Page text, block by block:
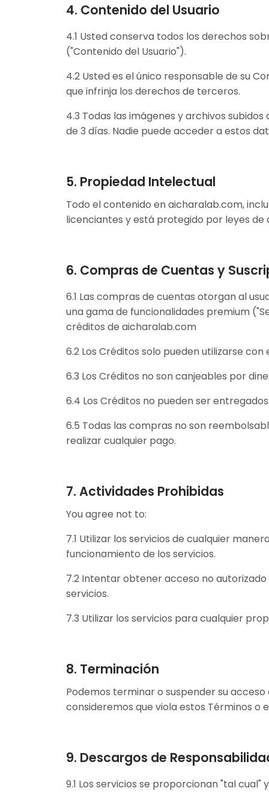
4. Contenido del Usuario
4.1 Usted conserva todos los derechos
("Contenido del Usuario").
4.2 Usted es el único responsable de su
que infrinja los derechos de terceros.
4.3 Todas las imágenes y archivos
de 3 días. Nadie puede acceder a estos
5. Propiedad Intelectual
Todo el contenido en aicharalab.com,
licenciantes y está protegido por leyes
6. Compras de Cuentas y
6.1 Las compras de cuentas otorgan al
una gama de funcionalidades premium
créditos de aicharalab.com
6.2 Los Créditos solo pueden utilizarse
6.3 Los Créditos no son canjeables por
6.4 Los Créditos no pueden ser
6.5 Todas las compras no son
realizar cualquier pago.
7. Actividades Prohibidas
You agree not to:
7.1 Utilizar los servicios de cualquier
funcionamiento de los servicios.
7.2 Intentar obtener acceso no
servicios.
7.3 Utilizar los servicios para cualquier
8. Terminación
Podemos terminar o suspender su
consideremos que viola estos Términos o
9. Descargos de
9.1 Los servicios se proporcionan "tal